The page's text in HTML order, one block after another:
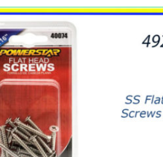
49267
-
HW-
40074
SS
Flat
Head
Screws
3